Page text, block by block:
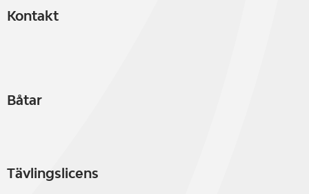
Kontakt
Båtar
Tävlingslicens